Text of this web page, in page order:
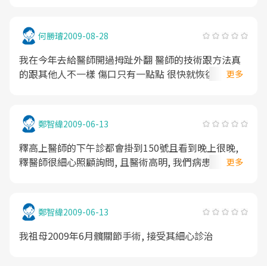
何勝璿2009-08-28
我在今年去給醫師開過拇趾外翻 醫師的技術跟方法真
的跟其他人不一樣 傷口只有一點點 很快就恢復可以走
更多
鄭智緯2009-06-13
釋高上醫師的下午診都會掛到150號且看到晚上很晚,
釋醫師很細心照顧詢問, 且醫術高明, 我們病患家屬都
更多
鄭智緯2009-06-13
我祖母2009年6月髖關節手術, 接受其細心診治